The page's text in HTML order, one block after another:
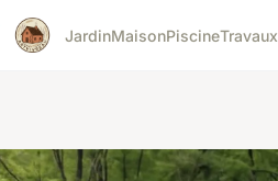
JardinMaisonPiscineTravaux